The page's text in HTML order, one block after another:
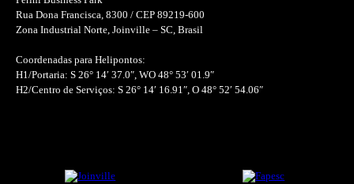
Rua Dona Francisca, 8300 / CEP 89219-600
Zona Industrial Norte, Joinville – SC, Brasil
Coordenadas para Helipontos:
H1/Portaria: S 26° 14′ 37.0″, WO 48° 53′ 01.9″
H2/Centro de Serviços: S 26° 14′ 16.91″, O 48° 52′ 54.06″